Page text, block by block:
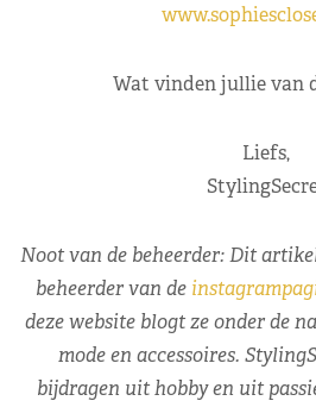
Wat vinden jullie van
Liefs,
Noot van de beheerder: Dit
beheerder van de
deze website blogt ze onder de
mode en accessoires.
bijdragen uit hobby en uit